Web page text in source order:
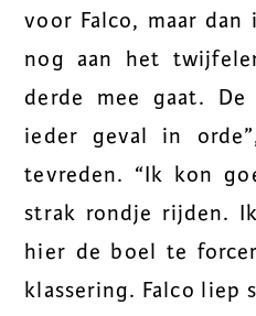
voor Falco, maar
nog aan het
derde mee gaat.
ieder geval in
tevreden. “Ik kon
strak rondje rijden.
hier de boel te
klassering. Falco liep